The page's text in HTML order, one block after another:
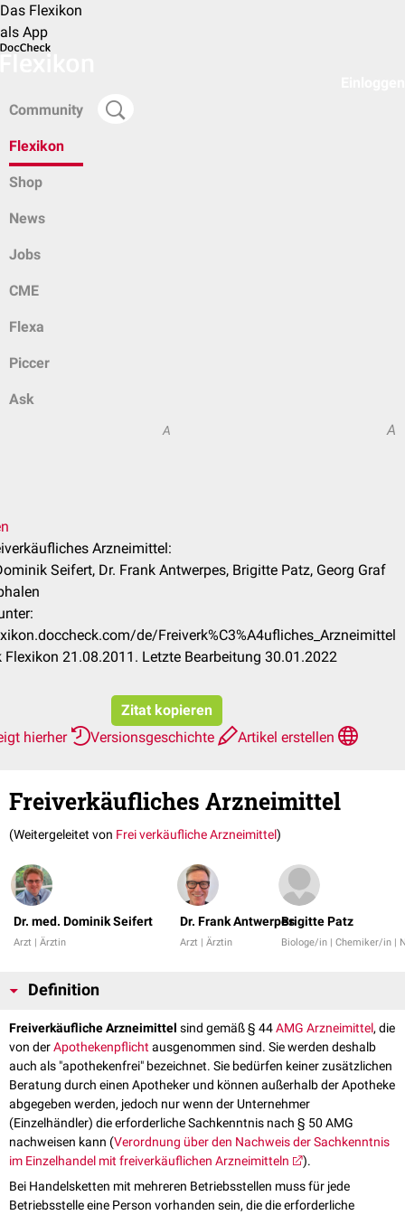
Das Flexikon
als App
Community
Flexikon
Shop
News
Jobs
CME
Flexa
Piccer
Ask
A A
Arzneimittel:
Seifert, Dr. Frank Antwerpes, Brigitte Patz, Georg Graf
de/Freiverk%C3%A4ufliches_Arzneimittel
Flexikon 21.08.2011. Letzte Bearbeitung 30.01.2022
Zitat kopieren
hierher
Versionsgeschichte Artikel erstellen
Freiverkäufliches Arzneimittel
(Weitergeleitet von Frei verkäufliche Arzneimittel)
Dr. med. Dominik Seifert
Arzt | Ärztin
Dr. Frank Antwerpes
Arzt | Ärztin
Brigitte Patz
Biologe/in | Chemiker/in |
Definition
Freiverkäufliche Arzneimittel sind gemäß § 44AMG Arzneimittel, die
von derApothekenpflichtausgenommen sind. Sie werden deshalb
auch als "apothekenfrei" bezeichnet. Sie bedürfen keiner zusätzlichen
Beratung durch einen Apotheker und können außerhalb der Apotheke
abgegeben werden, jedoch nur wenn der Unternehmer
(Einzelhändler) die erforderliche Sachkenntnis nach § 50 AMG
nachweisen kann (Verordnung über den Nachweis der Sachkenntnis
im Einzelhandel mit freiverkäuflichen Arzneimitteln
).
Bei Handelsketten mit mehreren Betriebsstellen muss für jede
Betriebsstelle eine Person vorhanden sein, die die erforderliche